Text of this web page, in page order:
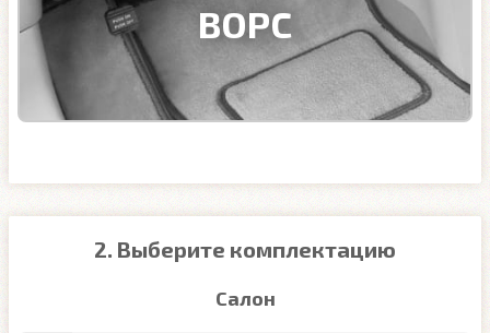
ВОРС
2. Выберите комплектацию
Салон